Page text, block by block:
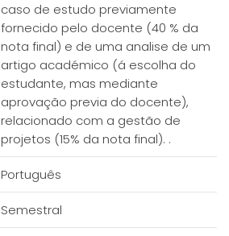
caso de estudo previamente
fornecido pelo docente (40 % da
nota final) e de uma analise de um
artigo académico (á escolha do
estudante, mas mediante
aprovação previa do docente),
relacionado com a gestão de
projetos (15% da nota final). .
Português
Semestral